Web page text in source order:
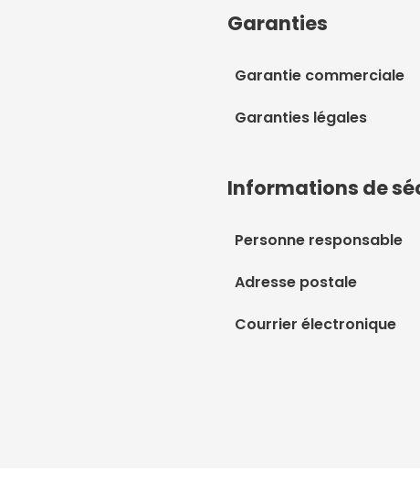
Garanties
Garantie commerciale
Garanties légales
Informations de
Personne responsable
Adresse postale
Courrier électronique